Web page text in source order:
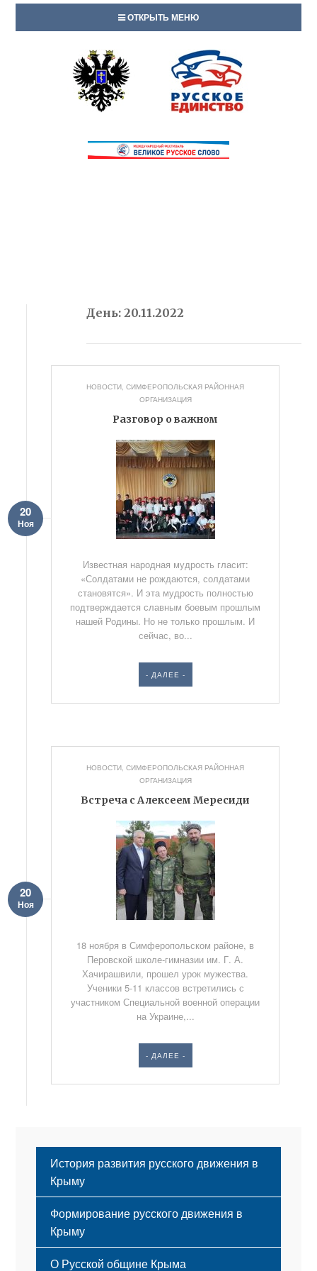
ОТКРЫТЬ МЕНЮ
День:20.11.2022
НОВОСТИ,СИМФЕРОПОЛЬСКАЯ РАЙОННАЯ
ОРГАНИЗАЦИЯ
Разговор о важном
20
Ноя
Известная народная мудрость гласит:
«Солдатами не рождаются, солдатами
становятся». И эта мудрость полностью
подтверждается славным боевым прошлым
нашей Родины. Но не только прошлым. И
сейчас, во...
- ДАЛЕЕ -
НОВОСТИ,СИМФЕРОПОЛЬСКАЯ РАЙОННАЯ
ОРГАНИЗАЦИЯ
Встреча с Алексеем Мересиди
20
Ноя
18 ноября в Симферопольском районе, в
Перовской школе-гимназии им. Г. А.
Хачирашвили, прошел урок мужества.
Ученики 5-11 классов встретились с
участником Специальной военной операции
на Украине,...
- ДАЛЕЕ -
История развития русского движения в
Крыму
Формирование русского движения в
Крыму
Русский Крым
О Русской общине Крыма